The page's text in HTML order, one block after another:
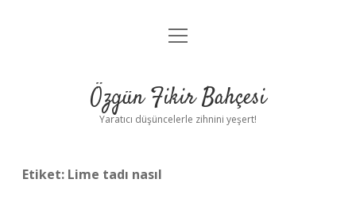
Anasayfa
Yasal Uyarı
menüyü
Özgün Fikir Bahçesi
Yaratıcı düşüncelerle zihnini yeşert!
Etiket: Lime tadı nasıl